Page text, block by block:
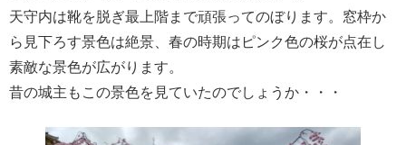
天守内は靴を脱ぎ最上階まで頑張ってのぼります。窓枠か
ら見下ろす景色は絶景、春の時期はピンク色の桜が点在し
素敵な景色が広がります。
昔の城主もこの景色を見ていたのでしょうか・・・